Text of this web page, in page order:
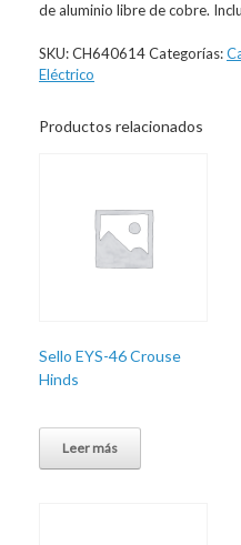
de aluminio libre de cobre.
SKU:CH640614Categorías:
Eléctrico
Productos relacionados
Sello EYS-46 Crouse
Hinds
Leer más